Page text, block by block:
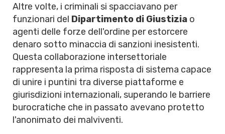
Altre volte, i criminali si spacciavano per
funzionari del Dipartimento di Giustizia o
agenti delle forze dell'ordine per estorcere
denaro sotto minaccia di sanzioni inesistenti.
Questa collaborazione intersettoriale
rappresenta la prima risposta di sistema capace
di unire i puntini tra diverse piattaforme e
giurisdizioni internazionali, superando le barriere
burocratiche che in passato avevano protetto
l'anonimato dei malviventi.